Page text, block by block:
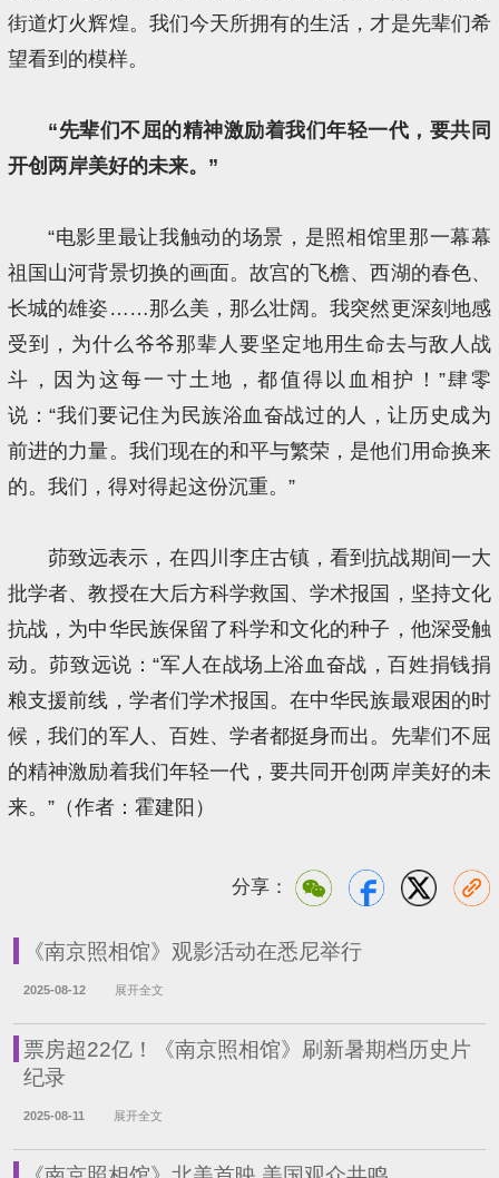
街道灯火辉煌。我们今天所拥有的生活，才是先辈们希
望看到的模样。
“先辈们不屈的精神激励着我们年轻一代，要共同
开创两岸美好的未来。”
“电影里最让我触动的场景，是照相馆里那一幕幕
祖国山河背景切换的画面。故宫的飞檐、西湖的春色、
长城的雄姿……那么美，那么壮阔。我突然更深刻地感
受到，为什么爷爷那辈人要坚定地用生命去与敌人战
斗，因为这每一寸土地，都值得以血相护！”肆零
说：“我们要记住为民族浴血奋战过的人，让历史成为
前进的力量。我们现在的和平与繁荣，是他们用命换来
的。我们，得对得起这份沉重。”
茆致远表示，在四川李庄古镇，看到抗战期间一大
批学者、教授在大后方科学救国、学术报国，坚持文化
抗战，为中华民族保留了科学和文化的种子，他深受触
动。茆致远说：“军人在战场上浴血奋战，百姓捐钱捐
粮支援前线，学者们学术报国。在中华民族最艰困的时
候，我们的军人、百姓、学者都挺身而出。先辈们不屈
的精神激励着我们年轻一代，要共同开创两岸美好的未
来。”（作者：霍建阳）
分享：
《南京照相馆》观影活动在悉尼举行
2025-08-12 展开全文
票房超22亿！《南京照相馆》刷新暑期档历史片
纪录
2025-08-11 展开全文